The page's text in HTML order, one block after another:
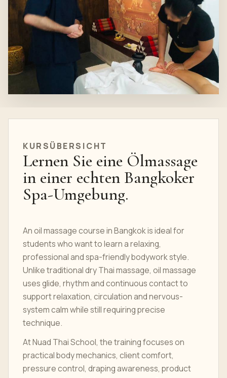
KURSÜBERSICHT
Lernen Sie eine Ölmassage
in einer echten Bangkoker
Spa-Umgebung.
An oil massage course in Bangkok is ideal for
students who want to learn a relaxing,
professional and spa-friendly bodywork style.
Unlike traditional dry Thai massage, oil massage
uses glide, rhythm and continuous contact to
support relaxation, circulation and nervous-
system calm while still requiring precise
technique.
At Nuad Thai School, the training focuses on
practical body mechanics, client comfort,
pressure control, draping awareness, product